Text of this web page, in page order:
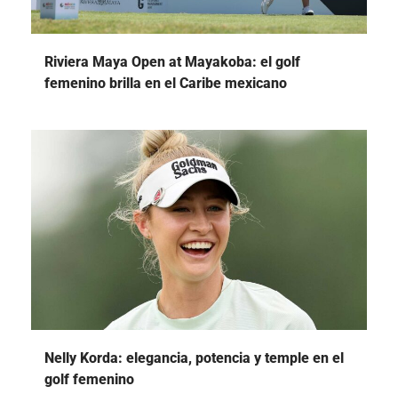
Riviera Maya Open at Mayakoba: el golf
femenino brilla en el Caribe mexicano
Nelly Korda: elegancia, potencia y temple en el
golf femenino